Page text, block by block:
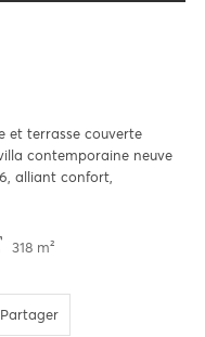
et terrasse couverte
contemporaine neuve
alliant confort,
318 m²
Partager